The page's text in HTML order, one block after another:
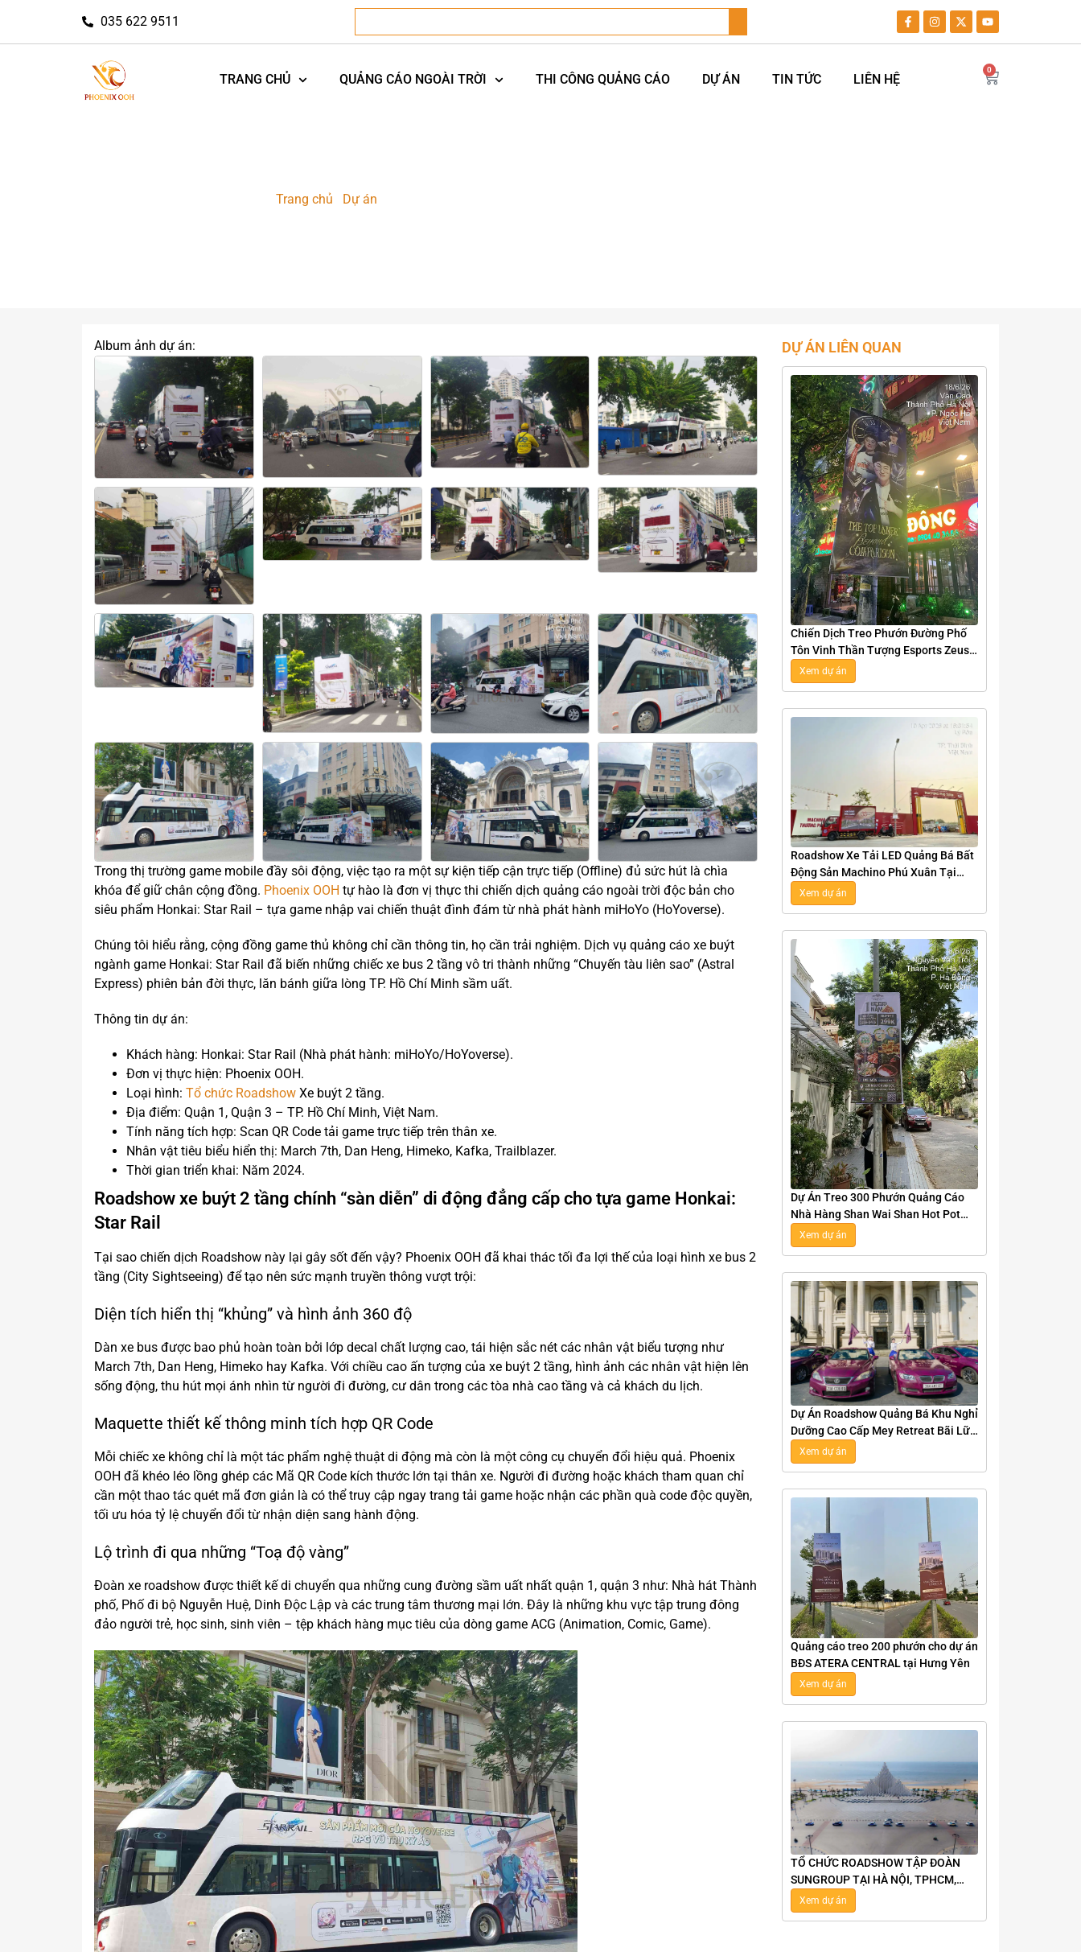
035 622 9511
TRANG CHỦ QUẢNG CÁO NGOÀI TRỜI THI CÔNG QUẢNG CÁO DỰ ÁN TIN TỨC LIÊN HỆ
0
Trang chủ Dự án
Album ảnh dự án:
Trong thị trường game mobile đầy sôi động, việc tạo ra một sự kiện tiếp cận trực tiếp (Offline) đủ sức hút là chìa
khóa để giữ chân cộng đồng. Phoenix OOH tự hào là đơn vị thực thi chiến dịch quảng cáo ngoài trời độc bản cho
siêu phẩm Honkai: Star Rail – tựa game nhập vai chiến thuật đình đám từ nhà phát hành miHoYo (HoYoverse).
Chúng tôi hiểu rằng, cộng đồng game thủ không chỉ cần thông tin, họ cần trải nghiệm. Dịch vụ quảng cáo xe buýt
ngành game Honkai: Star Rail đã biến những chiếc xe bus 2 tầng vô tri thành những “Chuyến tàu liên sao” (Astral
Express) phiên bản đời thực, lăn bánh giữa lòng TP. Hồ Chí Minh sầm uất.
Thông tin dự án:
Khách hàng: Honkai: Star Rail (Nhà phát hành: miHoYo/HoYoverse).
Đơn vị thực hiện: Phoenix OOH.
Loại hình: Tổ chức Roadshow Xe buýt 2 tầng.
Địa điểm: Quận 1, Quận 3 – TP. Hồ Chí Minh, Việt Nam.
Tính năng tích hợp: Scan QR Code tải game trực tiếp trên thân xe.
Nhân vật tiêu biểu hiển thị: March 7th, Dan Heng, Himeko, Kafka, Trailblazer.
Thời gian triển khai: Năm 2024.
Roadshow xe buýt 2 tầng chính “sàn diễn” di động đẳng cấp cho tựa game Honkai:
Star Rail
Tại sao chiến dịch Roadshow này lại gây sốt đến vậy? Phoenix OOH đã khai thác tối đa lợi thế của loại hình xe bus 2
tầng (City Sightseeing) để tạo nên sức mạnh truyền thông vượt trội:
Diện tích hiển thị “khủng” và hình ảnh 360 độ
Dàn xe bus được bao phủ hoàn toàn bởi lớp decal chất lượng cao, tái hiện sắc nét các nhân vật biểu tượng như
March 7th, Dan Heng, Himeko hay Kafka. Với chiều cao ấn tượng của xe buýt 2 tầng, hình ảnh các nhân vật hiện lên
sống động, thu hút mọi ánh nhìn từ người đi đường, cư dân trong các tòa nhà cao tầng và cả khách du lịch.
Maquette thiết kế thông minh tích hợp QR Code
Mỗi chiếc xe không chỉ là một tác phẩm nghệ thuật di động mà còn là một công cụ chuyển đổi hiệu quả. Phoenix
OOH đã khéo léo lồng ghép các Mã QR Code kích thước lớn tại thân xe. Người đi đường hoặc khách tham quan chỉ
cần một thao tác quét mã đơn giản là có thể truy cập ngay trang tải game hoặc nhận các phần quà code độc quyền,
tối ưu hóa tỷ lệ chuyển đổi từ nhận diện sang hành động.
Lộ trình đi qua những “Toạ độ vàng”
Đoàn xe roadshow được thiết kế di chuyển qua những cung đường sầm uất nhất quận 1, quận 3 như: Nhà hát Thành
phố, Phố đi bộ Nguyễn Huệ, Dinh Độc Lập và các trung tâm thương mại lớn. Đây là những khu vực tập trung đông
đảo người trẻ, học sinh, sinh viên – tệp khách hàng mục tiêu của dòng game ACG (Animation, Comic, Game).
DỰ ÁN LIÊN QUAN
Chiến Dịch Treo Phướn Đường Phố
Tôn Vinh Thần Tượng Esports Zeus
Tại Hà Nội
Xem dự án
Roadshow Xe Tải LED Quảng Bá Bất
Động Sản Machino Phú Xuân Tại
Thái Bình
Xem dự án
Dự Án Treo 300 Phướn Quảng Cáo
Nhà Hàng Shan Wai Shan Hot Pot
Tại Hà Nội
Xem dự án
Dự Án Roadshow Quảng Bá Khu Nghỉ
Dưỡng Cao Cấp Mey Retreat Bãi Lữ
Tại Nghệ An
Xem dự án
Quảng cáo treo 200 phướn cho dự án
BĐS ATERA CENTRAL tại Hưng Yên
Xem dự án
TỔ CHỨC ROADSHOW TẬP ĐOÀN
SUNGROUP TẠI HÀ NỘI, TPHCM,
NHA TRANG, VŨNG TÀU
Xem dự án